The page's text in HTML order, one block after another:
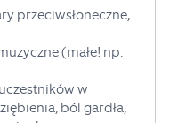
przeciwsłoneczne,
(małe! np.
w
ból gardła,